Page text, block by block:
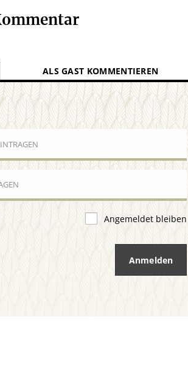
ALS GAST KOMMENTIEREN
Angemeldet bleiben
Anmelden